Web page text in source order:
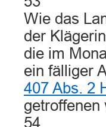
Wie das
der
die im
ein fälliger
407 Abs. 2
getroffenen
54